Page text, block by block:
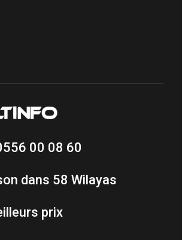
00 08 60
dans 58 Wilayas
prix